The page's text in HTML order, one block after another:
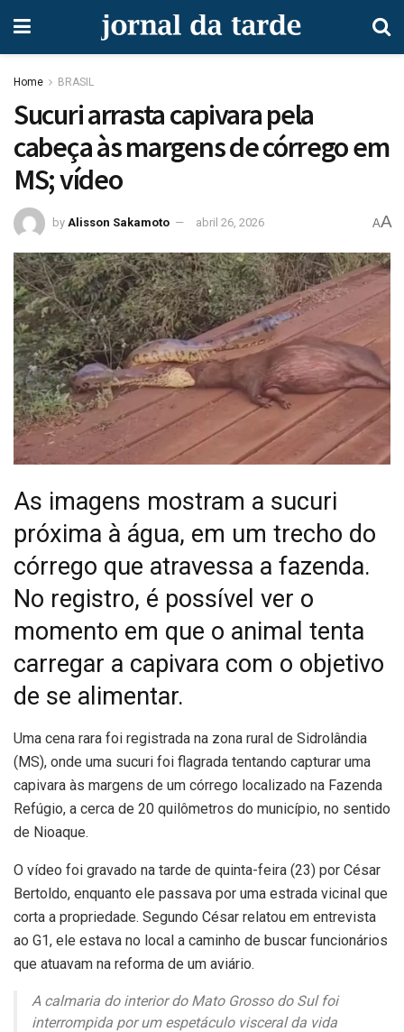
Home BRASIL
Sucuri arrasta capivara pela
cabeça às margens de córrego em
MS; vídeo
by Alisson Sakamoto abril 26, 2026 AA
As imagens mostram a sucuri
próxima à água, em um trecho do
córrego que atravessa a fazenda.
No registro, é possível ver o
momento em que o animal tenta
carregar a capivara com o objetivo
de se alimentar.
Uma cena rara foi registrada na zona rural de Sidrolândia
(MS), onde uma sucuri foi flagrada tentando capturar uma
capivara às margens de um córrego localizado na Fazenda
Refúgio, a cerca de 20 quilômetros do município, no sentido
de Nioaque.
O vídeo foi gravado na tarde de quinta-feira (23) por César
Bertoldo, enquanto ele passava por uma estrada vicinal que
corta a propriedade. Segundo César relatou em entrevista
ao G1, ele estava no local a caminho de buscar funcionários
que atuavam na reforma de um aviário.
A calmaria do interior do Mato Grosso do Sul foi
interrompida por um espetáculo visceral da vida